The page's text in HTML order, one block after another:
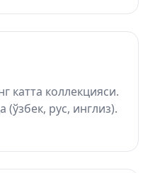
катта коллекцияси.
рус, инглиз).